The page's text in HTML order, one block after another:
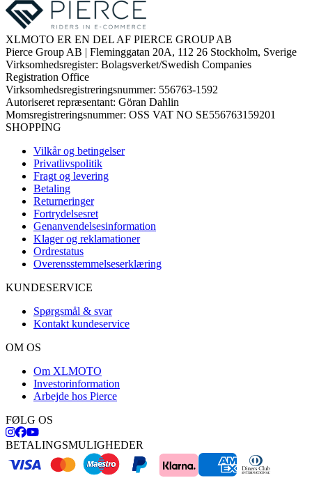
XLMOTO ER EN DEL AF PIERCE GROUP AB
Pierce Group AB | Fleminggatan 20A, 112 26 Stockholm, Sverige
Virksomhedsregister: Bolagsverket/Swedish Companies
Registration Office
Virksomhedsregistreringsnummer: 556763-1592
Autoriseret repræsentant: Göran Dahlin
Momsregistreringsnummer: OSS VAT NO SE556763159201
SHOPPING
Vilkår og betingelser
Privatlivspolitik
Fragt og levering
Betaling
Returneringer
Fortrydelsesret
Genanvendelsesinformation
Klager og reklamationer
Ordrestatus
Overensstemmelseserklæring
KUNDESERVICE
Spørgsmål & svar
Kontakt kundeservice
OM OS
Om XLMOTO
Investorinformation
Arbejde hos Pierce
FØLG OS
BETALINGSMULIGHEDER